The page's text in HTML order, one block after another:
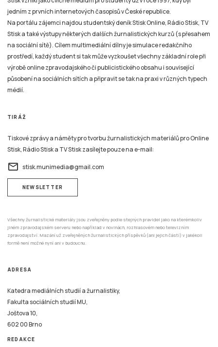
jedním z prvních internetových časopisů v České republice.
Na portálu zájemci najdou studentský deník Stisk Online, Rádio Stisk, TV
Stisk a také výstupy některých dalších žurnalistických kurzů (s přesahem
na sociální sítě). Cílem multimediální dílny je simulace redakčního
prostředí, každý student si tak může vyzkoušet všechny základní role při
výrobě online zpravodajského či publicistického obsahu i související
působení na sociálních sítích a připravit se tak na praxi v různých typech
médií.
TIRÁŽ
Tiskové zprávy a náměty pro tvorbu žurnalistických materiálů pro Online
Stisk, Rádio Stisk a TV Stisk zasílejte pouze na e-mail:
email stisk.munimedia@gmail.com
NEWSLETTER
Všechny žurnalistické materiály jsou zveřejněny podle stejných pravidel jako na kterémkoliv
jiném zpravodajském serveru nebo například v novinách, rozhlasovém nebo televizním
zpravodajství. Mazání už zveřejněných žurnalistických příspěvků (ani jejich částí) v jakékoli
formě není možné nyní ani v budoucnu.
ADRESA
Katedra mediálních studií a žurnalistiky,
Fakulta sociálních studií MU,
Joštova 10,
602 00 Brno
REDAKCE